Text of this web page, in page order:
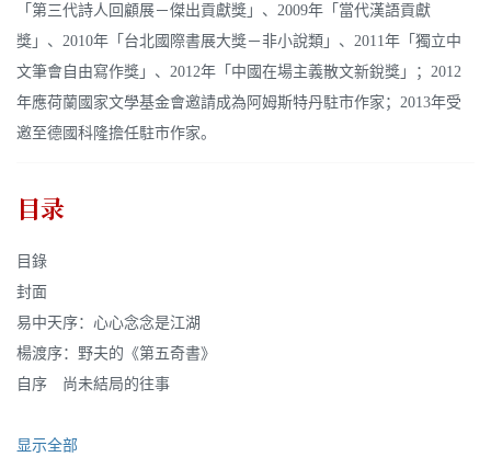
「第三代詩人回顧展－傑出貢獻獎」、2009年「當代漢語貢獻
獎」、2010年「台北國際書展大獎－非小說類」、2011年「獨立中
文筆會自由寫作獎」、2012年「中國在場主義散文新銳獎」；2012
年應荷蘭國家文學基金會邀請成為阿姆斯特丹駐市作家；2013年受
邀至德國科隆擔任駐市作家。
目录
目錄
封面
易中天序：心心念念是江湖
楊渡序：野夫的《第五奇書》
自序 尚未結局的往事
显示全部